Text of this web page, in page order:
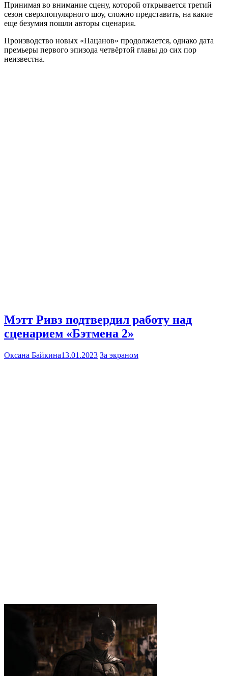
Принимая во внимание сцену, которой открывается третий
сезон сверхпопулярного шоу, сложно представить, на какие
еще безумия пошли авторы сценария.
Производство новых «Пацанов» продолжается, однако дата
премьеры первого эпизода четвёртой главы до сих пор
неизвестна.
Мэтт Ривз подтвердил работу над
сценарием «Бэтмена 2»
Оксана Байкина13.01.2023 За экраном